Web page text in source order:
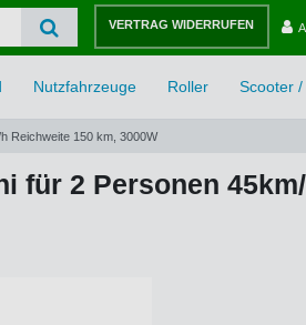
VERTRAG WIDERRUFEN
Nutzfahrzeuge Roller Scooter
Reichweite 150 km, 3000W
für 2 Personen